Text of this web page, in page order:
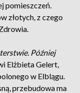
pomieszczeń.
złotych, z czego
Później
Elżbieta Gelert,
w Elblągu.
przebudowa ma